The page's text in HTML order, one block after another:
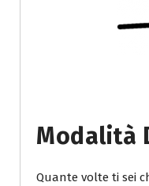
Modalità
Quante volte ti sei